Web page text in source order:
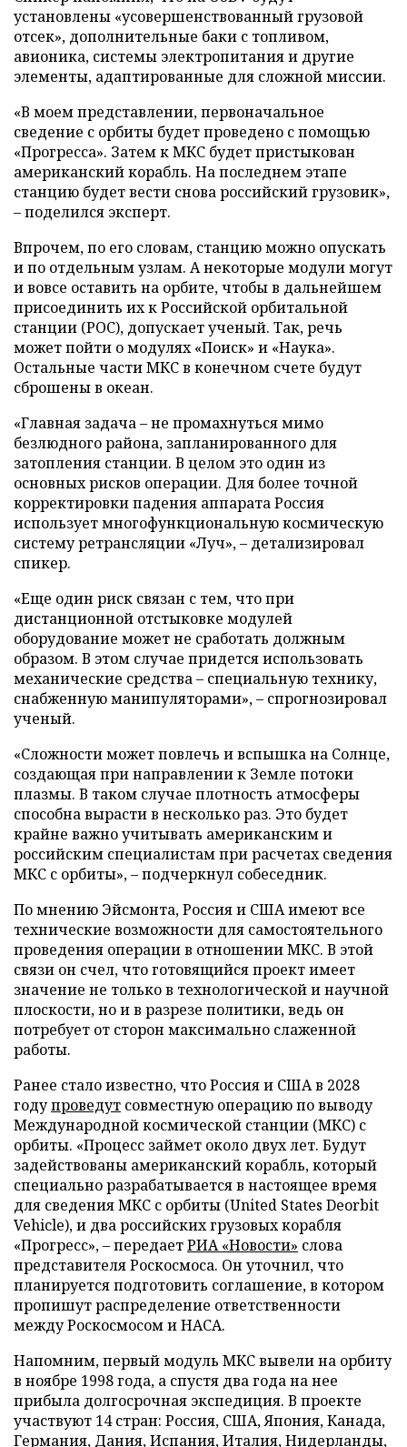
установлены «усовершенствованный грузовой
отсек», дополнительные баки с топливом,
авионика, системы электропитания и другие
элементы, адаптированные для сложной миссии.
«В моем представлении, первоначальное
сведение с орбиты будет проведено с помощью
«Прогресса». Затем к МКС будет пристыкован
американский корабль. На последнем этапе
станцию будет вести снова российский грузовик»,
– поделился эксперт.
Впрочем, по его словам, станцию можно опускать
и по отдельным узлам. А некоторые модули могут
и вовсе оставить на орбите, чтобы в дальнейшем
присоединить их к Российской орбитальной
станции (РОС), допускает ученый. Так, речь
может пойти о модулях «Поиск» и «Наука».
Остальные части МКС в конечном счете будут
сброшены в океан.
«Главная задача – не промахнуться мимо
безлюдного района, запланированного для
затопления станции. В целом это один из
основных рисков операции. Для более точной
корректировки падения аппарата Россия
использует многофункциональную космическую
систему ретрансляции «Луч», – детализировал
спикер.
«Еще один риск связан с тем, что при
дистанционной отстыковке модулей
оборудование может не сработать должным
образом. В этом случае придется использовать
механические средства – специальную технику,
снабженную манипуляторами», – спрогнозировал
ученый.
«Сложности может повлечь и вспышка на Солнце,
создающая при направлении к Земле потоки
плазмы. В таком случае плотность атмосферы
способна вырасти в несколько раз. Это будет
крайне важно учитывать американским и
российским специалистам при расчетах сведения
МКС с орбиты», – подчеркнул собеседник.
По мнению Эйсмонта, Россия и США имеют все
технические возможности для самостоятельного
проведения операции в отношении МКС. В этой
связи он счел, что готовящийся проект имеет
значение не только в технологической и научной
плоскости, но и в разрезе политики, ведь он
потребует от сторон максимально слаженной
работы.
Ранее стало известно, что Россия и США в 2028
годупроведут совместную операцию по выводу
Международной космической станции (МКС) с
орбиты. «Процесс займет около двух лет. Будут
задействованы американский корабль, который
специально разрабатывается в настоящее время
для сведения МКС с орбиты (United States Deorbit
Vehicle), и два российских грузовых корабля
«Прогресс», – передаетРИА «Новости» слова
представителя Роскосмоса. Он уточнил, что
планируется подготовить соглашение, в котором
пропишут распределение ответственности
между Роскосмосом и НАСА.
Напомним, первый модуль МКС вывели на орбиту
в ноябре 1998 года, а спустя два года на нее
прибыла долгосрочная экспедиция. В проекте
участвуют 14 стран: Россия, США, Япония, Канада,
Германия, Дания, Испания, Италия, Нидерланды,